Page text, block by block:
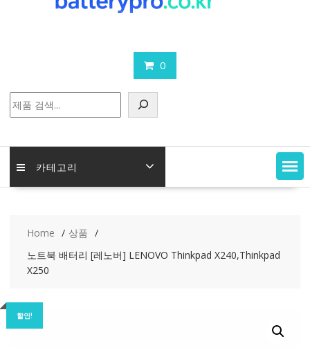
0
색
카테고리
Home
상품
노트북 배터리 [레노버] LENOVO Thinkpad X240,Thinkpad
X250
할인!